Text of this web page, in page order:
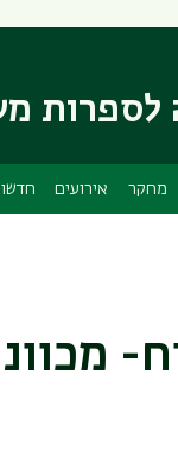
ראשי
מחקר אירועים